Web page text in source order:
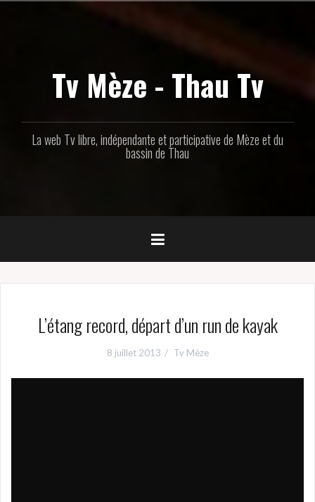
Tv Mèze - Thau Tv
La web Tv libre, indépendante et participative de Mèze et du
bassin de Thau
L’étang record, départ d’un run de kayak
8 juillet 2013 Tv Mèze